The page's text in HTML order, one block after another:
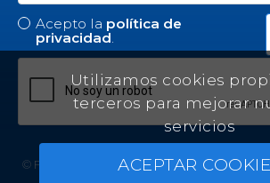
Acepto la política de
privacidad.
© Felicity Estates ~ All rights reserved ~
Utilizamos cookies
terceros para mejorar
servicios
ACEPTAR